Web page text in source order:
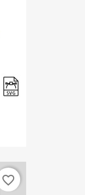
favorite_border